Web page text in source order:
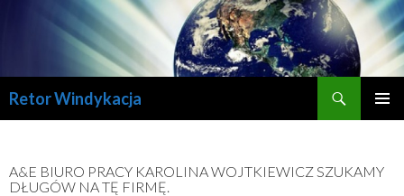
Retor Windykacja
A&E BIURO PRACY KAROLINA WOJTKIEWICZ SZUKAMY
DŁUGÓW NA TĘ FIRMĘ.